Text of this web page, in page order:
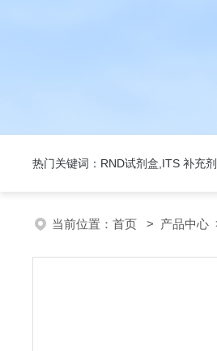
热门关键词：RND试剂盒,ITS 补充
当前位置： 首页 > 产品中心